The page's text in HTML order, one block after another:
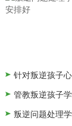
针对叛逆孩子
管教叛逆孩子
叛逆问题处理
孩子到校之
孩子入校需
学校如何学
孩子入校需
学校心理老